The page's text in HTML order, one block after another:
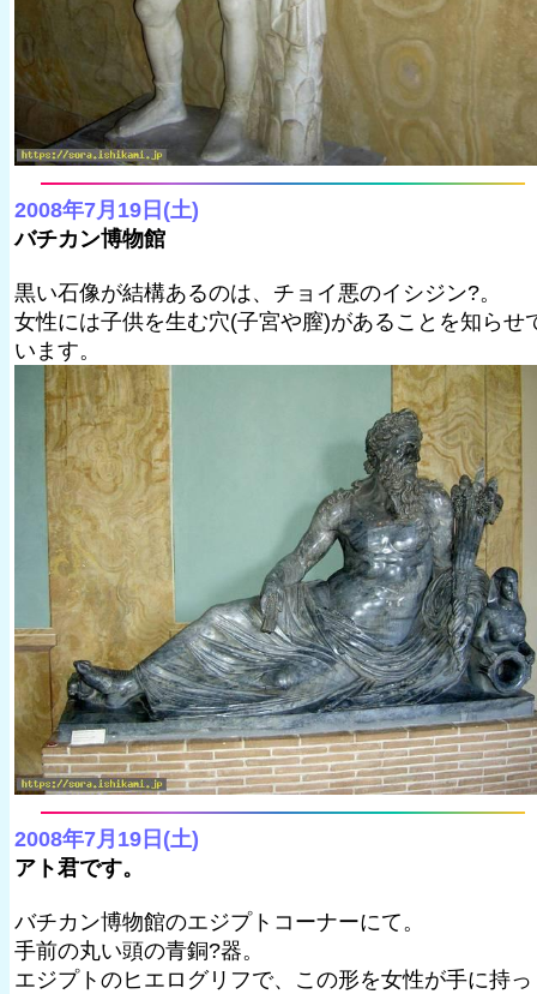
2008年7月19日(土)
バチカン博物館
黒い石像が結構あるのは、チョイ悪のイシジン?。
女性には子供を生む穴(子宮や膣)があることを知らせ
います。
2008年7月19日(土)
アト君です。
バチカン博物館のエジプトコーナーにて。
手前の丸い頭の青銅?器。
エジプトのヒエログリフで、この形を女性が手に持っ